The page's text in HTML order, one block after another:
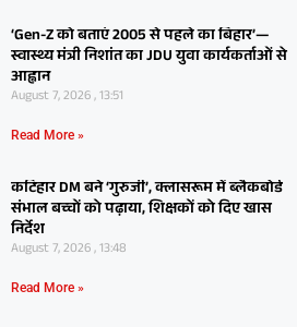
‘Gen-Z को बताएं 2005 से पहले का बिहार’—
स्वास्थ्य मंत्री निशांत का JDU युवा कार्यकर्ताओं से
आह्वान
August 7, 2026 , 13:51
Read More »
कटिहार DM बने ‘गुरुजी’, क्लासरूम में ब्लैकबोर्ड
संभाल बच्चों को पढ़ाया, शिक्षकों को दिए खास
निर्देश
August 7, 2026 , 13:48
Read More »